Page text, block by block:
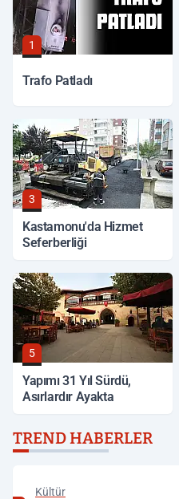
1
Trafo Patladı
3
Kastamonu'da Hizmet
Seferberliği
5
Yapımı 31 Yıl Sürdü,
Asırlardır Ayakta
TREND HABERLER
Kültür